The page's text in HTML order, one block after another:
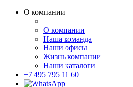
О компании
О компании
Наша команда
Наши офисы
Жизнь компании
Наши каталоги
+7 495 795 11 60